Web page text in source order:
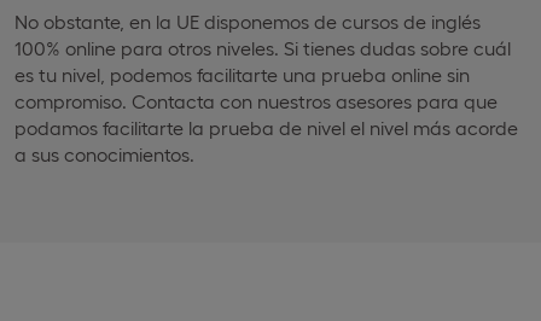
No obstante, en la UE disponemos de cursos de inglés
100% online para otros niveles. Si tienes dudas sobre cuál
es tu nivel, podemos facilitarte una prueba online sin
compromiso. Contacta con nuestros asesores para que
podamos facilitarte la prueba de nivel el nivel más acorde
a sus conocimientos.